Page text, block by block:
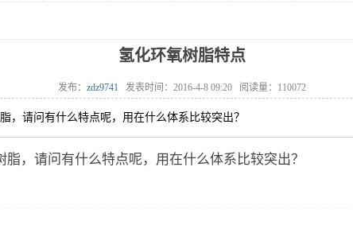
氢化环氧树脂特点
发布： zdz9741 发表时间： 2016-4-8 09:20 阅读量： 110072
，请问有什么特点呢，用在什么体系比较突出？
，请问有什么特点呢，用在什么体系比较突出？